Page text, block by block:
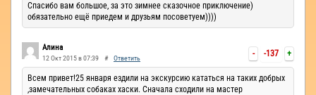
Спасибо вам большое, за это зимнее сказочное приключение)
обязательно ещё приедем и друзьям посоветуем))))
- -137 +
Алина
12 Окт 2015 в 07:39 # Ответить
Всем привет!25 января ездили на экскурсию кататься на таких добрых
,замечательных собаках хаски. Сначала сходили на мастер